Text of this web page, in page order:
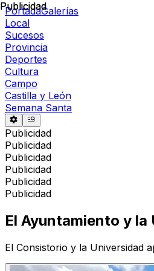
PortadaGalerías
Local
Sucesos
Provincia
Deportes
Cultura
Campo
Castilla y León
Semana Santa
Publicidad
Publicidad
Publicidad
Publicidad
Publicidad
Publicidad
Publicidad
El Ayuntamiento y
El Consistorio y la Universidad
Publicidad